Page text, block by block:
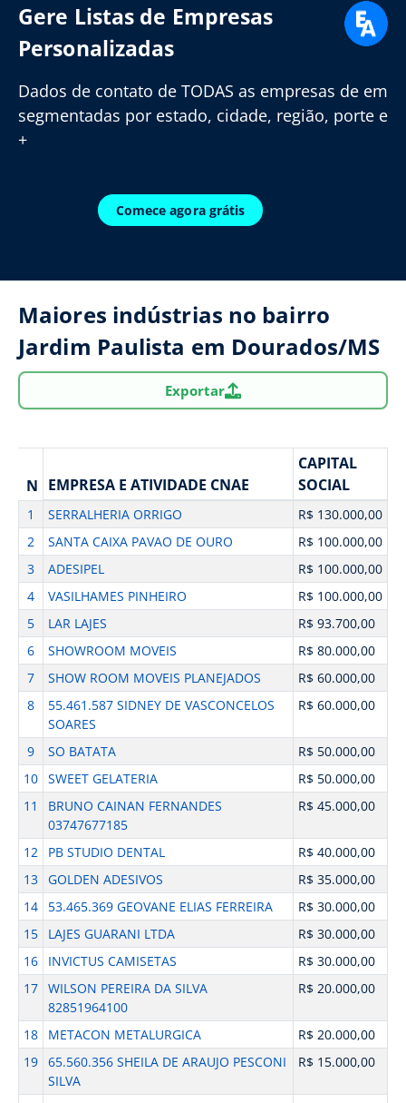
Gere Listas de Empresas
Personalizadas
Dados de contato de TODAS as empresas de em
segmentadas por estado, cidade, região, porte e
+
Comece agora grátis
Maiores indústrias no bairro
Jardim Paulista em Dourados/MS
Exportar
N EMPRESA E ATIVIDADE CNAE
CAPITAL
SOCIAL
1 SERRALHERIA ORRIGO
R$ 130.000,00
2
SANTA CAIXA PAVAO DE OURO
R$ 100.000,00
3
ADESIPEL
R$ 100.000,00
4
VASILHAMES PINHEIRO
R$ 100.000,00
5
LAR LAJES
R$ 93.700,00
6
SHOWROOM MOVEIS
R$ 80.000,00
7
SHOW ROOM MOVEIS PLANEJADOS
R$ 60.000,00
8
55.461.587 SIDNEY DE VASCONCELOS
SOARES
R$ 60.000,00
9 SO BATATA
R$ 50.000,00
10 SWEET GELATERIA
R$ 50.000,00
11
BRUNO CAINAN FERNANDES
03747677185
R$ 45.000,00
12 PB STUDIO DENTAL
R$ 40.000,00
13
GOLDEN ADESIVOS
R$ 35.000,00
14
53.465.369 GEOVANE ELIAS FERREIRA
R$ 30.000,00
15
LAJES GUARANI LTDA
R$ 30.000,00
16
INVICTUS CAMISETAS
R$ 30.000,00
17 WILSON PEREIRA DA SILVA
82851964100
R$ 20.000,00
18 METACON METALURGICA
R$ 20.000,00
19 65.560.356 SHEILA DE ARAUJO PESCONI
SILVA
R$ 15.000,00